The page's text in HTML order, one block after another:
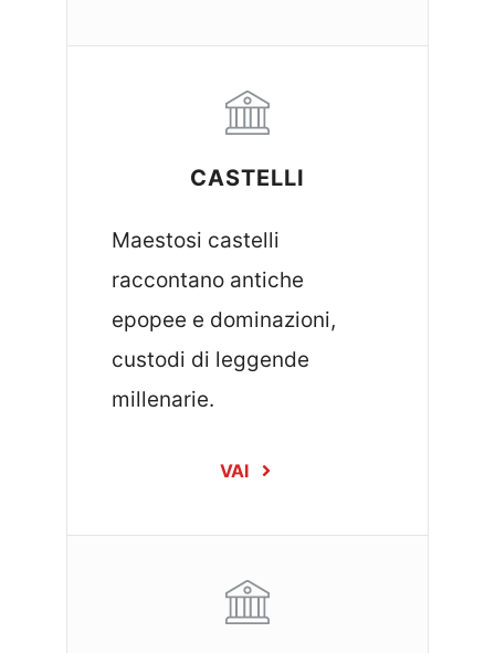
CASTELLI
Maestosi castelli
raccontano antiche
epopee e dominazioni,
custodi di leggende
millenarie.
VAI